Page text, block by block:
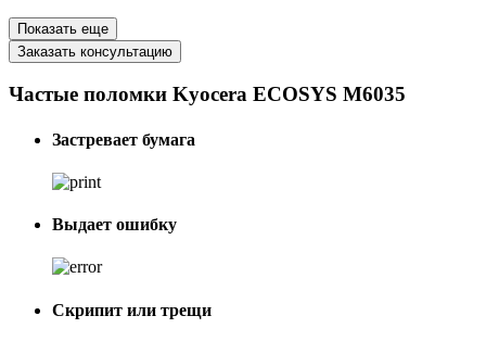
Показать еще
Заказать консультацию
Частые поломки Kyocera ECOSYS M6035
Застревает бумага
Выдает ошибку
Скрипит или трещи